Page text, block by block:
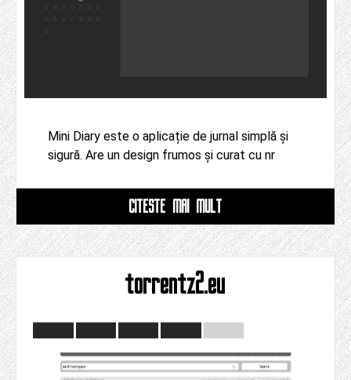
Mini Diary este o aplicație de jurnal simplă și
sigură. Are un design frumos și curat cu nr
CITESTE MAI MULT
torrentz2.eu